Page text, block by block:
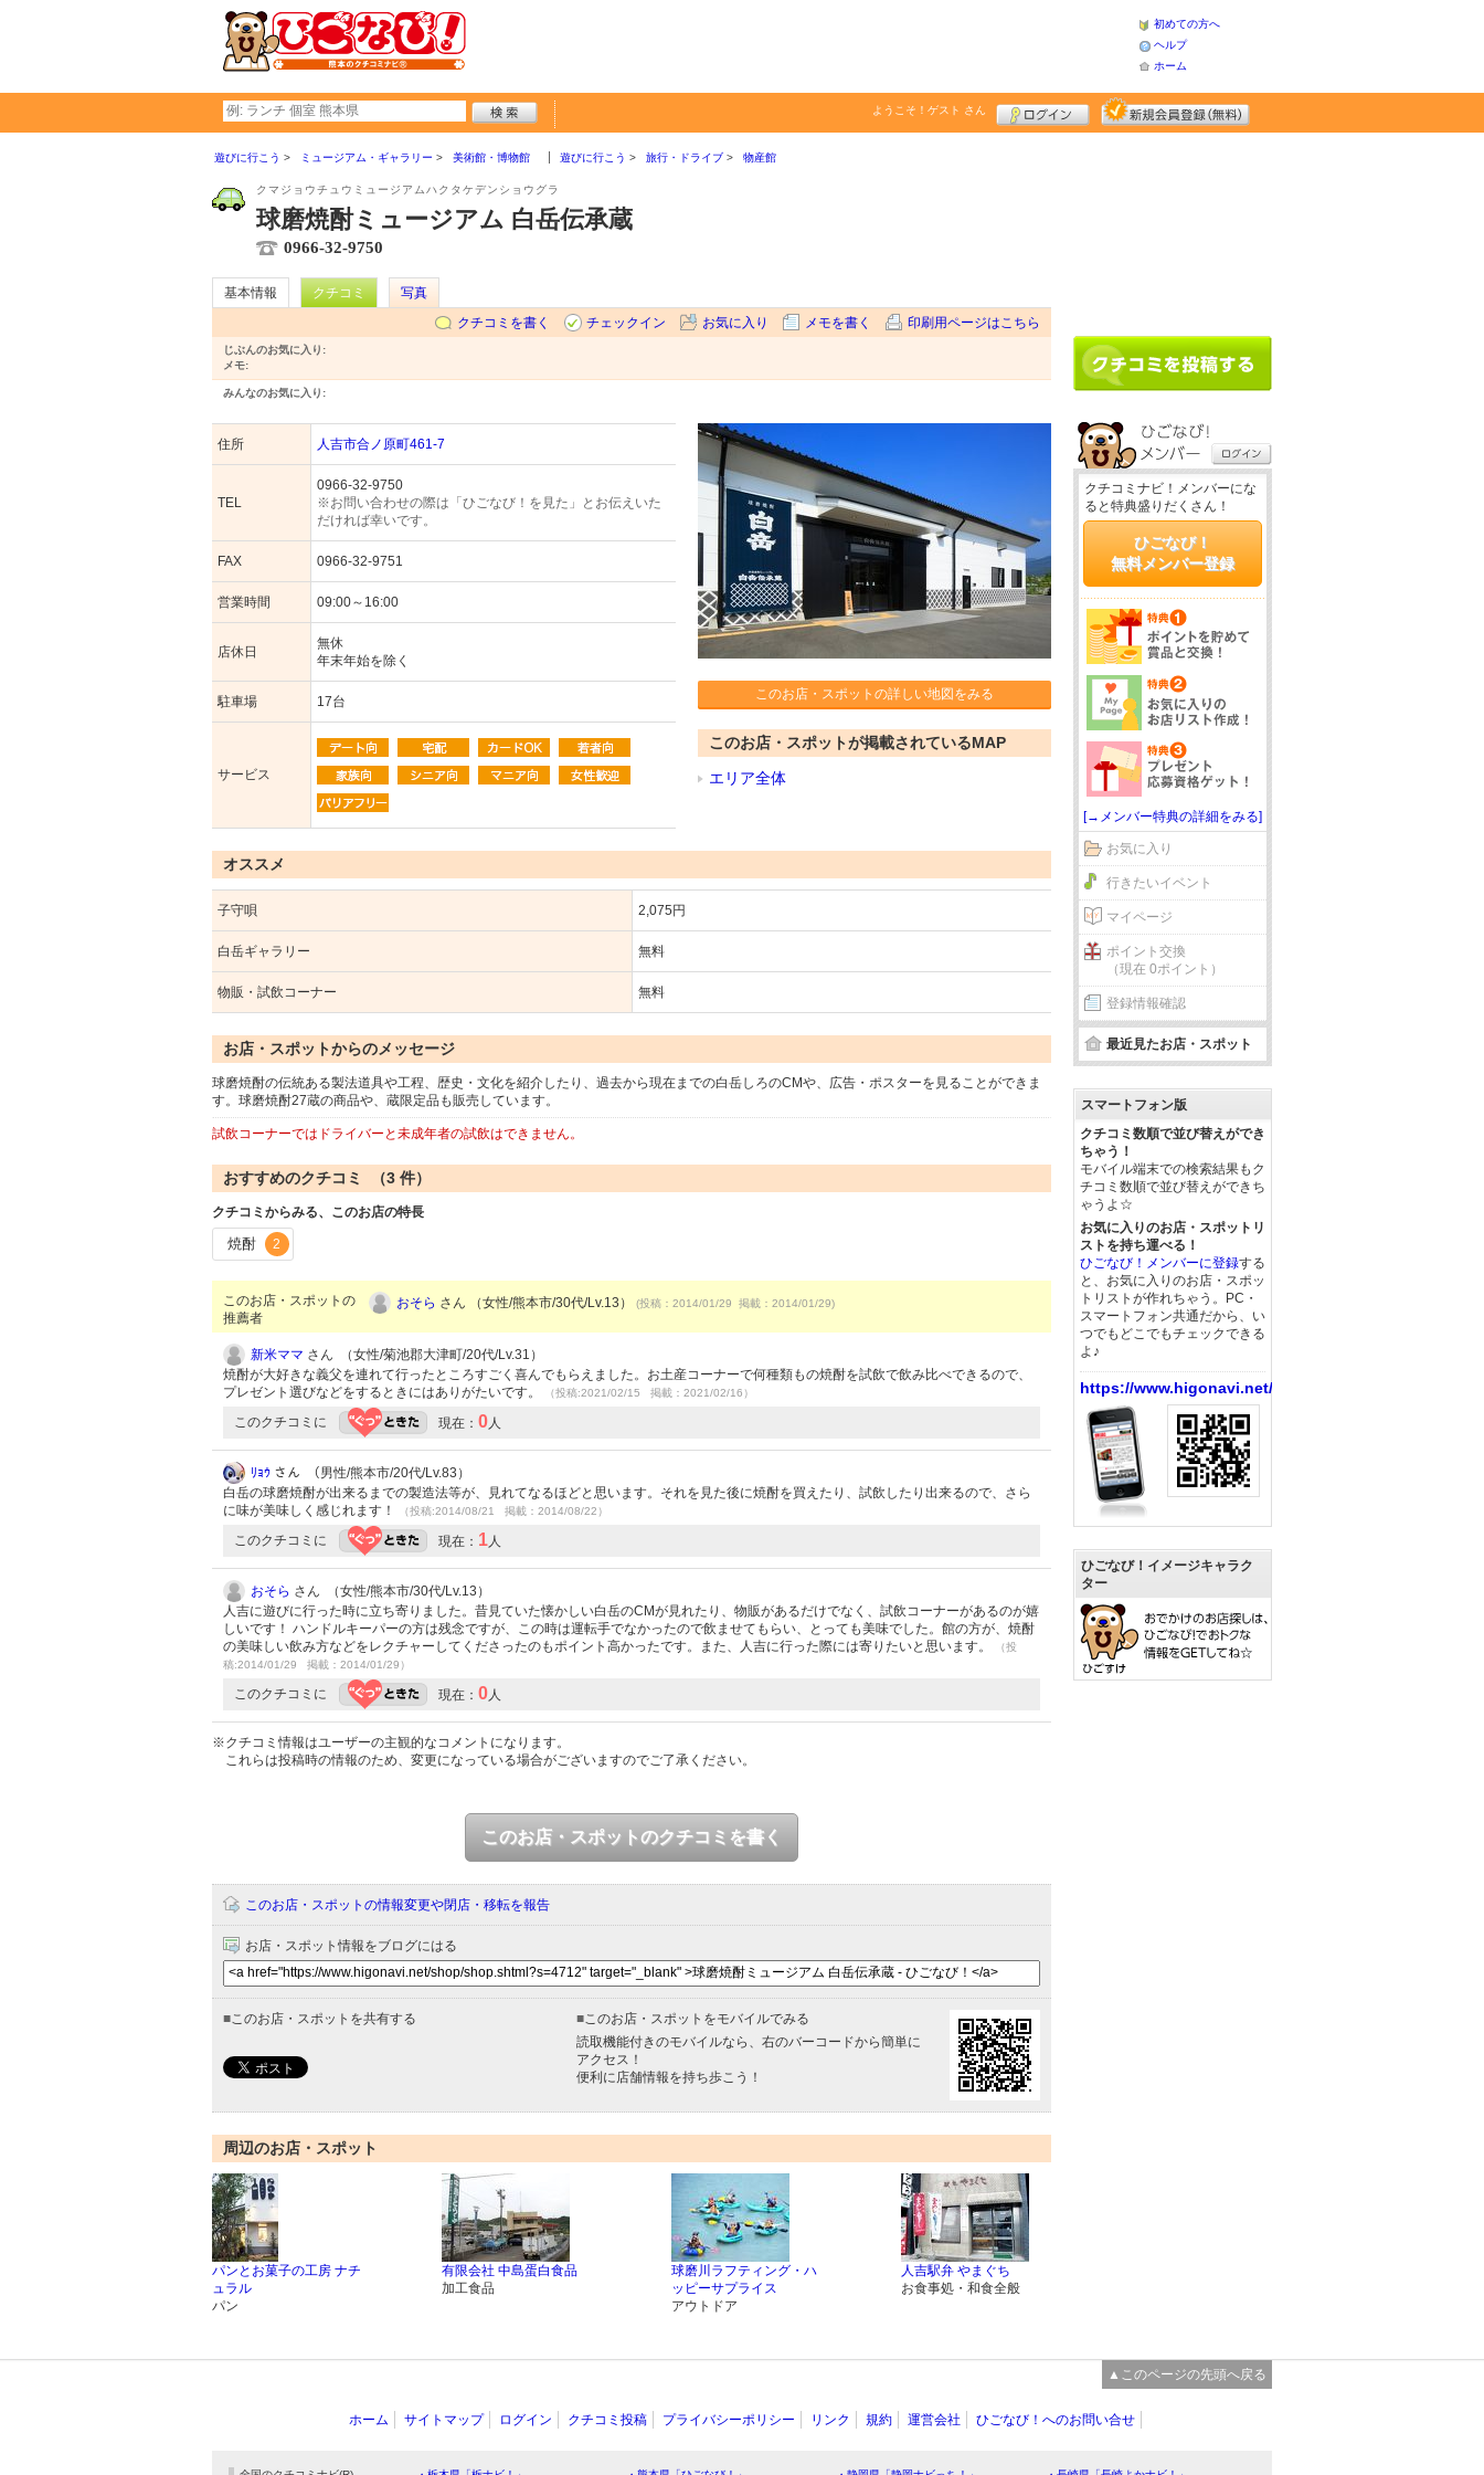
初めての方へ
ヘルプ
ホーム
ようこそ！ ゲスト さん
遊びに行こう ミュージアム・ギャラリー 美術館・博物館 遊びに行こう 旅行・ドライブ 物産館
クマジョウチュウミュージアムハクタケデンショウグラ
球磨焼酎ミュージアム 白岳伝承蔵
0966-32-9750
基本情報 クチコミ
写真
クチコミを書く
チェックイン お気に入り メモを書く 印刷用ページはこちら
じぶんのお気に入り:
メモ:
みんなのお気に入り:
住所 人吉市合ノ原町461-7
TEL
0966-32-9750
※お問い合わせの際は「ひごなび！を見た」とお伝えいた
だければ幸いです。
FAX 0966-32-9751
営業時間 09:00～16:00
店休日
無休
年末年始を除く
駐車場 17台
サービス
このお店・スポットの詳しい地図をみる
このお店・スポットが掲載されているMAP
エリア全体
オススメ
子守唄 2,075円
白岳ギャラリー 無料
物販・試飲コーナー 無料
お店・スポットからのメッセージ
球磨焼酎の伝統ある製法道具や工程、歴史・文化を紹介したり、過去から現在までの白岳しろのCMや、広告・ポスターを見ることができま
す。球磨焼酎27蔵の商品や、蔵限定品も販売しています。
試飲コーナーではドライバーと未成年者の試飲はできません。
おすすめのクチコミ （3 件）
クチコミからみる、このお店の特長
焼酎 2
このお店・スポットの
推薦者
おそら さん （女性/熊本市/30代/Lv.13） (投稿：2014/01/29 掲載：2014/01/29)
新米ママ さん （女性/菊池郡大津町/20代/Lv.31）
焼酎が大好きな義父を連れて行ったところすごく喜んでもらえました。お土産コーナーで何種類もの焼酎を試飲で飲み比べできるので、
プレゼント選びなどをするときにはありがたいです。
（投稿:2021/02/15 掲載：2021/02/16）
このクチコミに 現在： 0 人
ﾘｮｳ さん （男性/熊本市/20代/Lv.83）
白岳の球磨焼酎が出来るまでの製造法等が、見れてなるほどと思います。それを見た後に焼酎を買えたり、試飲したり出来るので、さら
に味が美味しく感じれます！
（投稿:2014/08/21 掲載：2014/08/22）
このクチコミに 現在： 1 人
おそら さん （女性/熊本市/30代/Lv.13）
人吉に遊びに行った時に立ち寄りました。昔見ていた懐かしい白岳のCMが見れたり、物販があるだけでなく、試飲コーナーがあるのが嬉
しいです！ ハンドルキーパーの方は残念ですが、この時は運転手でなかったので飲ませてもらい、とっても美味でした。館の方が、焼酎
の美味しい飲み方などをレクチャーしてくださったのもポイント高かったです。また、人吉に行った際には寄りたいと思います。
（投
稿:2014/01/29 掲載：2014/01/29）
このクチコミに 現在： 0 人
※クチコミ情報はユーザーの主観的なコメントになります。
これらは投稿時の情報のため、変更になっている場合がございますのでご了承ください。
このお店・スポットのクチコミを書く
このお店・スポットの情報変更や閉店・移転を報告
お店・スポット情報をブログにはる
■ このお店・スポットを共有する ■ このお店・スポットをモバイルでみる
読取機能付きのモバイルなら、右のバーコードから簡単に
アクセス！
便利に店舗情報を持ち歩こう！
周辺のお店・スポット
パンとお菓子の工房 ナチ
ュラル
パン
有限会社 中島蛋白食品
加工食品
球磨川ラフティング・ハ
ッピーサプライス
アウトドア
人吉駅弁 やまぐち
お食事処・和食全般
クチコミナビ！メンバーにな
ると特典盛りだくさん！
ひごなび！
無料メンバー登録
[→メンバー特典の詳細をみる]
お気に入り
行きたいイベント
マイページ
ポイント交換
（現在 0ポイント）
登録情報確認
最近見たお店・スポット
スマートフォン版
クチコミ数順で並び替えができ
ちゃう！
モバイル端末での検索結果もク
チコミ数順で並び替えができち
ゃうよ☆
お気に入りのお店・スポットリ
ストを持ち運べる！
ひごなび！メンバーに登録する
と、お気に入りのお店・スポッ
トリストが作れちゃう。PC・
スマートフォン共通だから、い
つでもどこでもチェックできる
よ♪
https://www.higonavi.net/
ひごなび！イメージキャラク
ター
▲このページの先頭へ戻る
ホーム サイトマップ ログイン クチコミ投稿 プライバシーポリシー リンク 規約 運営会社 ひごなび！へのお問い合せ